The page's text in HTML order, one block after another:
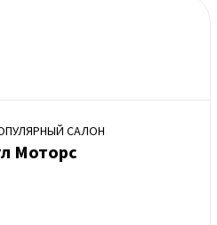
САЛОН
Моторс